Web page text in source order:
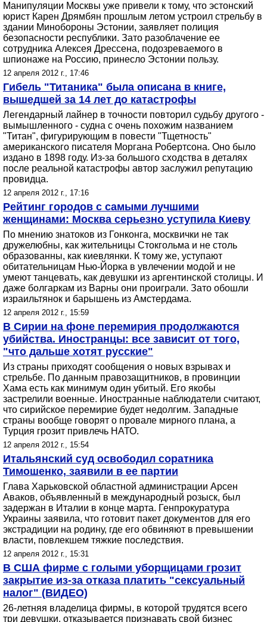
Манипуляции Москвы уже привели к тому, что эстонский
юрист Карен Дрямбян прошлым летом устроил стрельбу в
здании Минобороны Эстонии, заявляет полиция
безопасности республики. Зато разоблачение ее
сотрудника Алексея Дрессена, подозреваемого в
шпионаже на Россию, принесло Эстонии пользу.
12 апреля 2012 г., 17:46
Гибель "Титаника" была описана в книге,
вышедшей за 14 лет до катастрофы
Легендарный лайнер в точности повторил судьбу другого -
вымышленного - судна с очень похожим названием
"Титан", фигурирующим в повести "Тщетность"
американского писателя Моргана Робертсона. Оно было
издано в 1898 году. Из-за большого сходства в деталях
после реальной катастрофы автор заслужил репутацию
провидца.
12 апреля 2012 г., 17:16
Рейтинг городов с самыми лучшими
женщинами: Москва серьезно уступила Киеву
По мнению знатоков из Гонконга, москвички не так
дружелюбны, как жительницы Стокгольма и не столь
образованны, как киевлянки. К тому же, уступают
обитательницам Нью-Йорка в увлечении модой и не
умеют танцевать, как девушки из аргентинской столицы. И
даже болгаркам из Варны они проиграли. Зато обошли
израильтянок и барышень из Амстердама.
12 апреля 2012 г., 15:59
В Сирии на фоне перемирия продолжаются
убийства. Иностранцы: все зависит от того,
"что дальше хотят русские"
Из страны приходят сообщения о новых взрывах и
стрельбе. По данным правозащитников, в провинции
Хама есть как минимум один убитый. Его якобы
застрелили военные. Иностранные наблюдатели считают,
что сирийское перемирие будет недолгим. Западные
страны вообще говорят о провале мирного плана, а
Турция грозит привлечь НАТО.
12 апреля 2012 г., 15:54
Итальянский суд освободил соратника
Тимошенко, заявили в ее партии
Глава Харьковской областной администрации Арсен
Аваков, объявленный в международный розыск, был
задержан в Италии в конце марта. Генпрокуратура
Украины заявила, что готовит пакет документов для его
экстрадиции на родину, где его обвиняют в превышении
власти, повлекшем тяжкие последствия.
12 апреля 2012 г., 15:31
В США фирме с голыми уборщицами грозит
закрытие из-за отказа платить "сексуальный
налог" (ВИДЕО)
26-летняя владелица фирмы, в которой трудятся всего
три девушки, отказывается признавать свой бизнес